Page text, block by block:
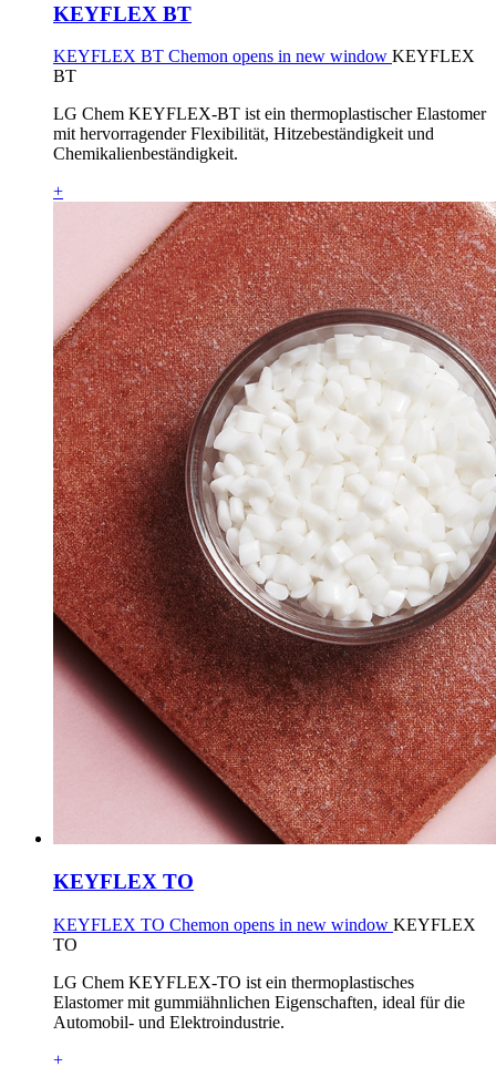
KEYFLEX BT
KEYFLEX BT Chemon opens in new window KEYFLEX
BT
LG Chem KEYFLEX-BT ist ein thermoplastischer Elastomer
mit hervorragender Flexibilität, Hitzebeständigkeit und
Chemikalienbeständigkeit.
+
KEYFLEX TO
KEYFLEX TO Chemon opens in new window KEYFLEX
TO
LG Chem KEYFLEX-TO ist ein thermoplastisches
Elastomer mit gummiähnlichen Eigenschaften, ideal für die
Automobil- und Elektroindustrie.
+